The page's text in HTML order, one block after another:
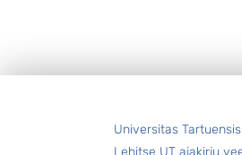
Universitas
Lehitse UT ajakirju